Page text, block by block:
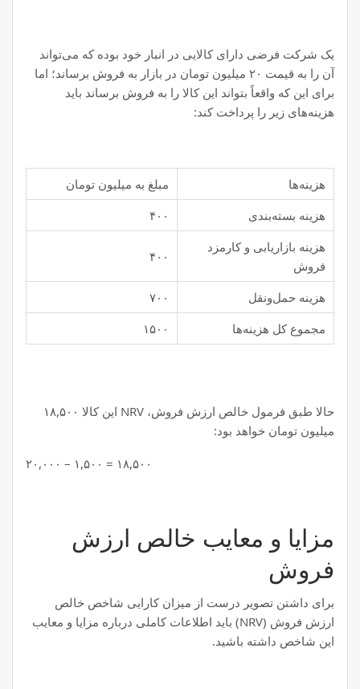
یک شرکت فرضی دارای کالایی در انبار خود بوده که می‌تواند
آن را به قیمت ۲۰ میلیون تومان در بازار به فروش برساند؛ اما
برای این که واقعاً بتواند این کالا را به فروش برساند باید
هزینه‌های زیر را پرداخت کند:
هزینه‌ها
مبلغ به میلیون تومان
هزینه بسته‌بندی
۴۰۰
هزینه بازاریابی و کارمزد
فروش
۴۰۰
هزینه حمل‌ونقل
۷۰۰
مجموع کل هزینه‌ها
۱۵۰۰
حالا طبق فرمول خالص ارزش فروش، NRV این کالا ۱۸,۵۰۰
میلیون تومان خواهد بود:
۱۸,۵۰۰ = ۱,۵۰۰ – ۲۰,۰۰۰
مزایا و معایب خالص ارزش
فروش
برای داشتن تصویر درست از میزان کارایی شاخص خالص
ارزش فروش (NRV) باید اطلاعات کاملی درباره مزایا و معایب
این شاخص داشته باشید.